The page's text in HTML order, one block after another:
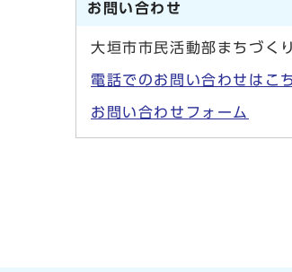
お問い合わせ
大垣市市民活動部まちづく
電話でのお問い合わせはこ
お問い合わせフォーム